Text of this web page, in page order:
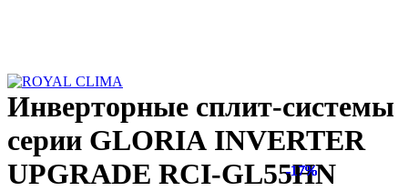
-17%
Инверторные сплит-системы
серии GLORIA INVERTER
UPGRADE RCI-GL55HN
-17%
-17%
-17%
-17%
-17%
-17%
-17%
-17%